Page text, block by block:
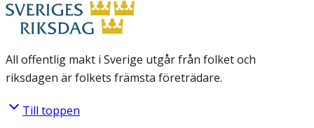
All offentlig makt i Sverige utgår från folket och
riksdagen är folkets främsta företrädare.
Till toppen